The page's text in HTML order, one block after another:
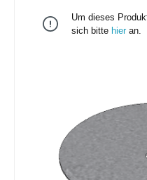
hochwertigem
gegen Korrosion,
Um dieses
sich bitte hier an.